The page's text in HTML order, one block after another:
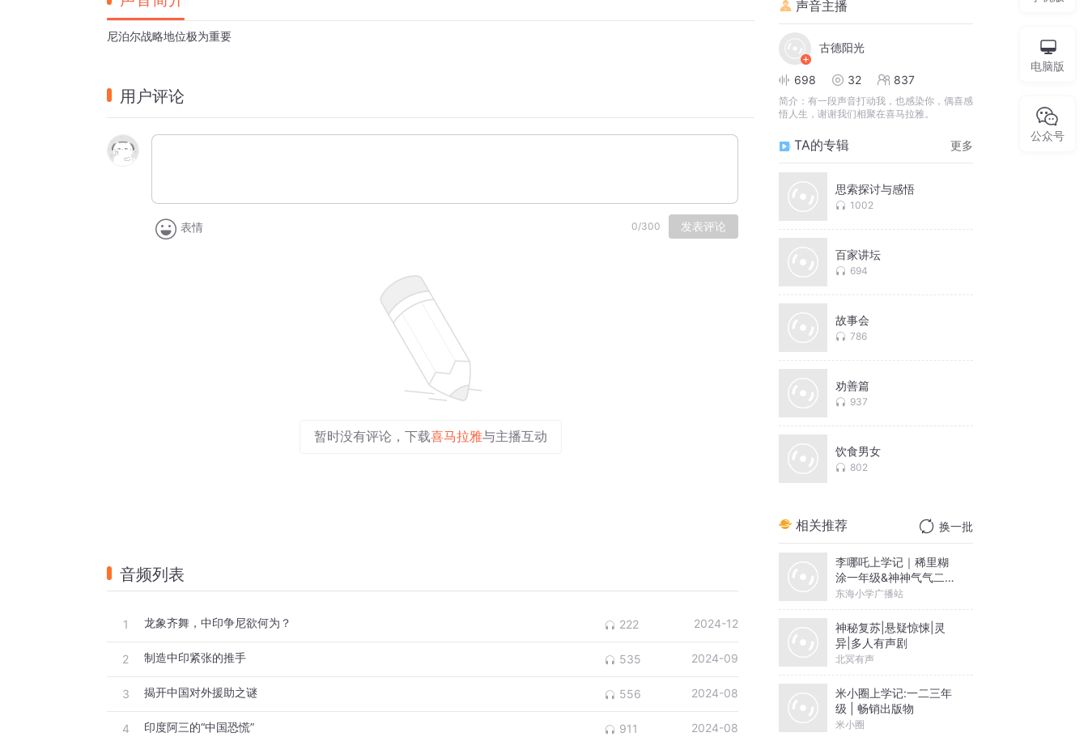
尼泊尔战略地位极为重要
用户评论
表情 0/300 发表评论
暂时没有评论，下载喜马拉雅与主播互动
音频列表
1 龙象齐舞，中印争尼欲何为？ 222 2024-12
2 制造中印紧张的推手 535 2024-09
3 揭开中国对外援助之谜 556 2024-08
4 印度阿三的“中国恐慌” 911 2024-08
声音主播
古德阳光
698 32 837
简介： 有一段声音打动我，也感染你，偶喜感
悟人生，谢谢我们相聚在喜马拉雅。
TA的专辑 更多
思索探讨与感悟
1002
百家讲坛
694
故事会
786
劝善篇
937
饮食男女
802
相关推荐 换一批
李哪吒上学记｜稀里糊
涂一年级&神神气气二年
级
东海小学广播站
神秘复苏|悬疑惊悚|灵
异|多人有声剧
北冥有声
米小圈上学记:一二三年
级 | 畅销出版物
米小圈
电脑版
公众号